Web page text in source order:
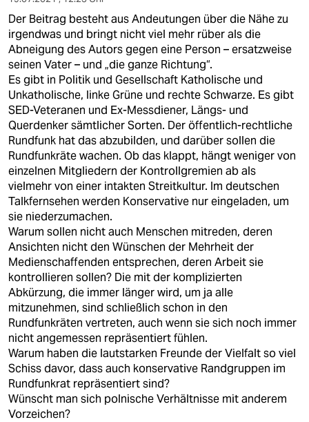
Der Beitrag besteht aus Andeutungen über die Nähe zu
irgendwas und bringt nicht viel mehr rüber als die
Abneigung des Autors gegen eine Person – ersatzweise
seinen Vater – und „die ganze Richtung“.
Es gibt in Politik und Gesellschaft Katholische und
Unkatholische, linke Grüne und rechte Schwarze. Es gibt
SED-Veteranen und Ex-Messdiener, Längs- und
Querdenker sämtlicher Sorten. Der öffentlich-rechtliche
Rundfunk hat das abzubilden, und darüber sollen die
Rundfunkräte wachen. Ob das klappt, hängt weniger von
einzelnen Mitgliedern der Kontrollgremien ab als
vielmehr von einer intakten Streitkultur. Im deutschen
Talkfernsehen werden Konservative nur eingeladen, um
sie niederzumachen.
Warum sollen nicht auch Menschen mitreden, deren
Ansichten nicht den Wünschen der Mehrheit der
Medienschaffenden entsprechen, deren Arbeit sie
kontrollieren sollen? Die mit der komplizierten
Abkürzung, die immer länger wird, um ja alle
mitzunehmen, sind schließlich schon in den
Rundfunkräten vertreten, auch wenn sie sich noch immer
nicht angemessen repräsentiert fühlen.
Warum haben die lautstarken Freunde der Vielfalt so viel
Schiss davor, dass auch konservative Randgruppen im
Rundfunkrat repräsentiert sind?
Wünscht man sich polnische Verhältnisse mit anderem
Vorzeichen?